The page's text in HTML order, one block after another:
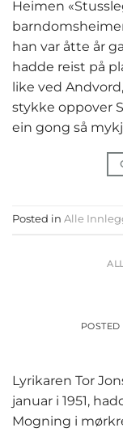
Heimen
han var åtte år
hadde reist på
like ved
stykke oppover
ein gong så
Posted in Alle
Lyrikaren Tor
januar i 1951,
Mogning i